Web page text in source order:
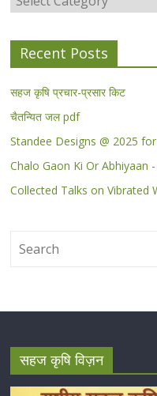
Recent Posts
सहज कृषि प्रचार-प्रसार किट
चैतन्यित जल pdf
Standee Designs @ 2025
Chalo Gaon Ki Or Abhiyaan
Collected Talks on Vibrated
सहज कृषि विज़न